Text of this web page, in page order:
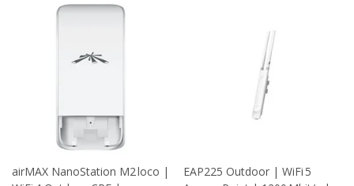
airMAX NanoStation M2 loco |
EAP225 Outdoor | WiFi 5